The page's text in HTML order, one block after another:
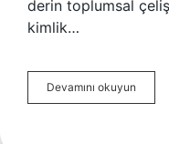
derin toplumsal
kimlik…
Devamını okuyun